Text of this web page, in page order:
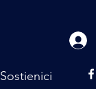
Sostienici